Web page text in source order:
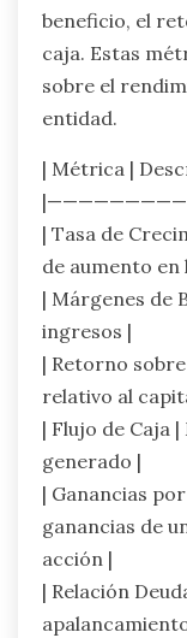
beneficio, el
caja. Estas
sobre el
entidad.
| Métrica |
| Tasa de
de aumento en
| Márgenes de
ingresos |
| Retorno
relativo al
| Flujo de Caja
generado |
| Ganancias
ganancias de
acción |
| Relación